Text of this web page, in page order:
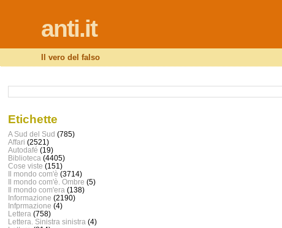
anti.it
Il vero del falso
Etichette
A Sud del Sud (785)
Affari (2521)
Autodafé (19)
Biblioteca (4405)
Cose viste (151)
Il mondo com'è (3714)
Il mondo com'è. Ombre (5)
Il mondo com'era (138)
Informazione (2190)
Infprmazione (4)
Lettera (758)
Lettera. Sinistra sinistra (4)